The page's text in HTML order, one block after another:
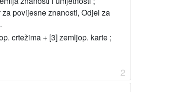
povijesne znanosti, Odjel za
crtežima + [3] zemljop. karte ;
2